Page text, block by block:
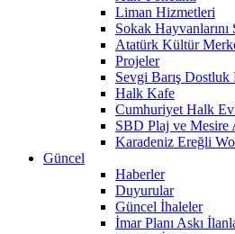
Liman Hizmetleri
Sokak
Atatürk Kültür
Projeler
Sevgi Barış
Halk Kafe
Cumhuriyet Halk
SBD Plaj ve Mesire
Karadeniz Ereğli
Güncel
Haberler
Duyurular
Güncel İhaleler
İmar Planı Askı